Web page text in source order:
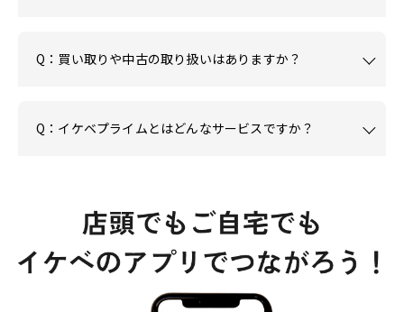
Q：買い取りや中古の取り扱いはありますか？
Q：イケベプライムとはどんなサービスですか？